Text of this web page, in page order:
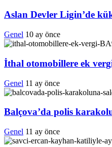
Aslan Devler Ligin’de
Genel 10 ay önce
İthal otomobillere ek
Genel 11 ay önce
Balçova’da polis
Genel 11 ay önce